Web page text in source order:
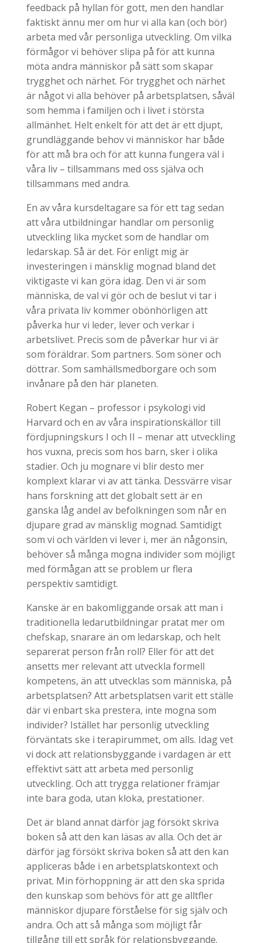
feedback på hyllan för gott, men den handlar
faktiskt ännu mer om hur vi alla kan (och bör)
arbeta med vår personliga utveckling. Om vilka
förmågor vi behöver slipa på för att kunna
möta andra människor på sätt som skapar
trygghet och närhet. För trygghet och närhet
är något vi alla behöver på arbetsplatsen, såväl
som hemma i familjen och i livet i största
allmänhet. Helt enkelt för att det är ett djupt,
grundläggande behov vi människor har både
för att må bra och för att kunna fungera väl i
våra liv – tillsammans med oss själva och
tillsammans med andra.
En av våra kursdeltagare sa för ett tag sedan
att våra utbildningar handlar om personlig
utveckling lika mycket som de handlar om
ledarskap. Så är det. För enligt mig är
investeringen i mänsklig mognad bland det
viktigaste vi kan göra idag. Den vi är som
människa, de val vi gör och de beslut vi tar i
våra privata liv kommer obönhörligen att
påverka hur vi leder, lever och verkar i
arbetslivet. Precis som de påverkar hur vi är
som föräldrar. Som partners. Som söner och
döttrar. Som samhällsmedborgare och som
invånare på den här planeten.
Robert Kegan – professor i psykologi vid
Harvard och en av våra inspirationskällor till
fördjupningskurs I och II – menar att utveckling
hos vuxna, precis som hos barn, sker i olika
stadier. Och ju mognare vi blir desto mer
komplext klarar vi av att tänka. Dessvärre visar
hans forskning att det globalt sett är en
ganska låg andel av befolkningen som når en
djupare grad av mänsklig mognad. Samtidigt
som vi och världen vi lever i, mer än någonsin,
behöver så många mogna individer som möjligt
med förmågan att se problem ur flera
perspektiv samtidigt.
Kanske är en bakomliggande orsak att man i
traditionella ledarutbildningar pratat mer om
chefskap, snarare än om ledarskap, och helt
separerat person från roll? Eller för att det
ansetts mer relevant att utveckla formell
kompetens, än att utvecklas som människa, på
arbetsplatsen? Att arbetsplatsen varit ett ställe
där vi enbart ska prestera, inte mogna som
individer? Istället har personlig utveckling
förväntats ske i terapirummet, om alls. Idag vet
vi dock att relationsbyggande i vardagen är ett
effektivt sätt att arbeta med personlig
utveckling. Och att trygga relationer främjar
inte bara goda, utan kloka, prestationer.
Det är bland annat därför jag försökt skriva
boken så att den kan läsas av alla. Och det är
därför jag försökt skriva boken så att den kan
appliceras både i en arbetsplatskontext och
privat. Min förhoppning är att den ska sprida
den kunskap som behövs för att ge alltfler
människor djupare förståelse för sig själv och
andra. Och att så många som möjligt får
tillgång till ett språk för relationsbyggande.